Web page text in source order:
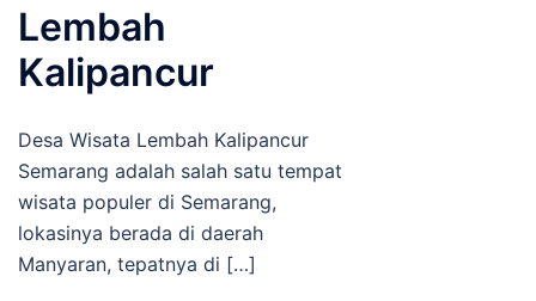
Lembah
Kalipancur
Desa Wisata Lembah Kalipancur
Semarang adalah salah satu tempat
wisata populer di Semarang,
lokasinya berada di daerah
Manyaran, tepatnya di […]